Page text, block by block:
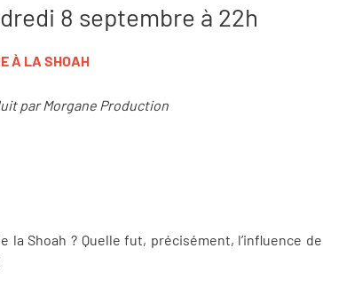
8 septembre à 22h
À LA SHOAH
par Morgane Production
Shoah ? Quelle fut, précisément, l’influence de